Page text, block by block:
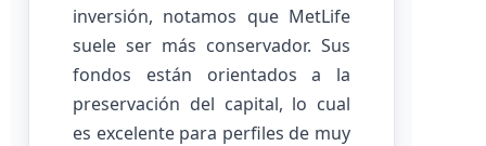
inversión, notamos que MetLife
suele ser más conservador. Sus
fondos están orientados a la
preservación del capital, lo cual
es excelente para perfiles de muy